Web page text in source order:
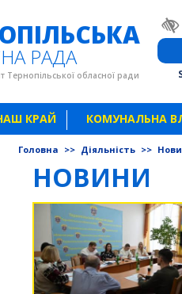
РАДА
Тернопільської обласної ради
КРАЙ КОМУНАЛЬНА
Головна >> Діяльність >>
НОВИНИ